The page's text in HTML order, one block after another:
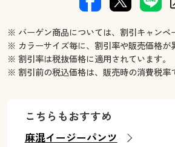
※ バーゲン商品については、割引キャンペ
※ カラーサイズ毎に、割引率や販売価格が
※ 割引率は税抜価格に適用されています。
※ 割引前の税込価格は、販売時の消費税率
こちらもおすすめ
麻混イージーパンツ